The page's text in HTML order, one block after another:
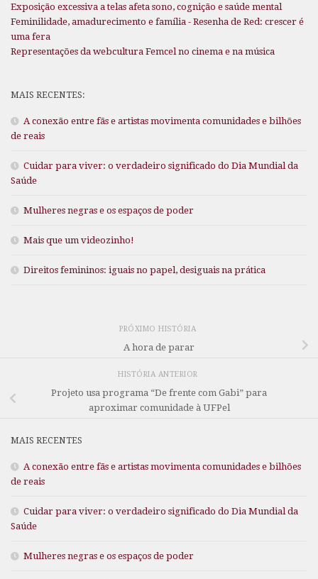
Exposição excessiva a telas afeta sono, cognição e saúde mental
Feminilidade, amadurecimento e família - Resenha de Red: crescer é
uma fera
Representações da webcultura Femcel no cinema e na música
MAIS RECENTES:
A conexão entre fãs e artistas movimenta comunidades e bilhões
de reais
Cuidar para viver: o verdadeiro significado do Dia Mundial da
Saúde
Mulheres negras e os espaços de poder
Mais que um videozinho!
Direitos femininos: iguais no papel, desiguais na prática
PRÓXIMO HISTÓRIA
A hora de parar
HISTÓRIA ANTERIOR
Projeto usa programa “De frente com Gabi” para
aproximar comunidade à UFPel
MAIS RECENTES
A conexão entre fãs e artistas movimenta comunidades e bilhões
de reais
Cuidar para viver: o verdadeiro significado do Dia Mundial da
Saúde
Mulheres negras e os espaços de poder